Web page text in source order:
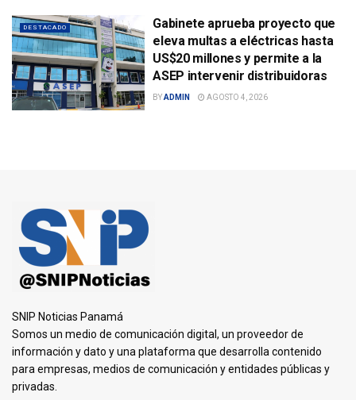
DESTACADO
Gabinete aprueba proyecto que
eleva multas a eléctricas hasta
US$20 millones y permite a la
ASEP intervenir distribuidoras
BYADMIN AGOSTO 4, 2026
SNIP Noticias Panamá
Somos un medio de comunicación digital, un proveedor de
información y dato y una plataforma que desarrolla contenido
para empresas, medios de comunicación y entidades públicas y
privadas.